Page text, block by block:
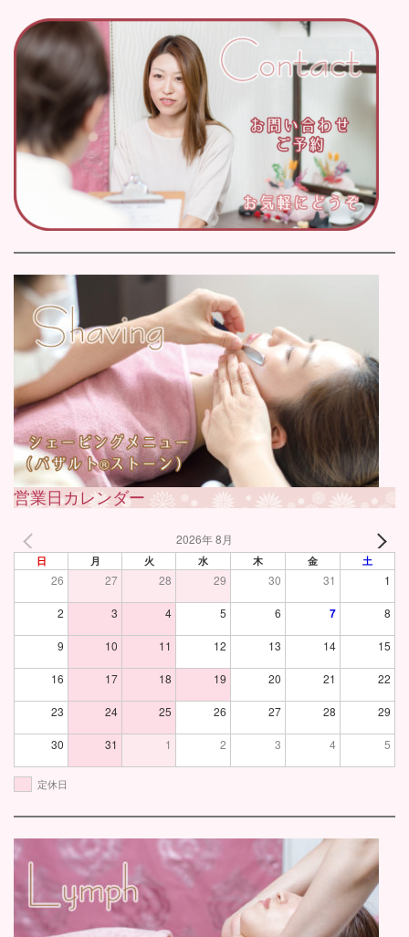
営業日カレンダー
2026年 8月
日 月 火 水 木 金 土
26 27 28 29 30 31 1
2 3 4 5 6 7 8
9 10 11 12 13 14 15
16 17 18 19 20 21 22
23 24 25 26 27 28 29
30 31 1 2 3 4 5
定休日